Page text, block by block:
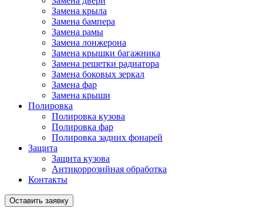
Замена крыла
Замена бампера
Замена рамы
Замена лонжерона
Замена крышки багажника
Замена решетки радиатора
Замена боковых зеркал
Замена фар
Замена крыши
Полировка
Полировка кузова
Полировка фар
Полировка задних фонарей
Защита
Защита кузова
Антикоррозийная обработка
Контакты
Оставить заявку